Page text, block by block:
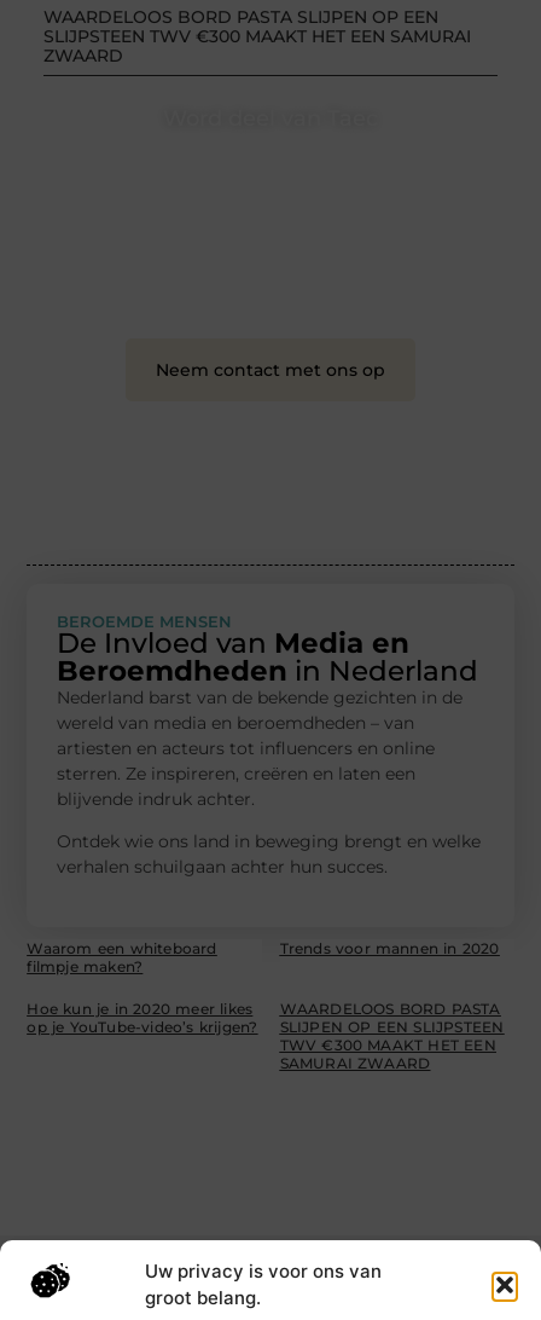
Uw privacy is voor ons van
groot belang.
WAARDELOOS BORD PASTA SLIJPEN OP EEN
SLIJPSTEEN TWV €300 MAAKT HET EEN SAMURAI
ZWAARD
Neem contact met ons op
BEROEMDE MENSEN
De Invloed van Media en
Beroemdheden in Nederland
Nederland barst van de bekende gezichten in de
wereld van media en beroemdheden – van
artiesten en acteurs tot influencers en online
sterren. Ze inspireren, creëren en laten een
blijvende indruk achter.
Ontdek wie ons land in beweging brengt en welke
verhalen schuilgaan achter hun succes.
Waarom een whiteboard
filmpje maken?
Trends voor mannen in 2020
Hoe kun je in 2020 meer likes
op je YouTube-video’s krijgen?
WAARDELOOS BORD PASTA
SLIJPEN OP EEN SLIJPSTEEN
TWV €300 MAAKT HET EEN
SAMURAI ZWAARD
Main Links